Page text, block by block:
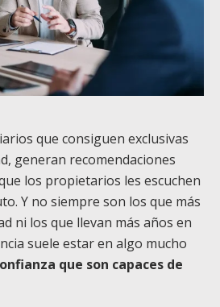
que consiguen exclusivas
generan recomendaciones
los propietarios les escuchen
Y no siempre son los que más
ni los que llevan más años en
suele estar en algo mucho
que son capaces de